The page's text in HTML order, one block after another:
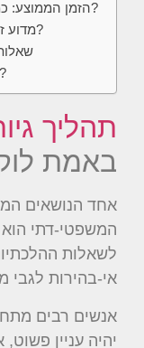
הזמן הממוצע: כמה באמת לוקח להתגייר?
מדוע זה לא עניין של קיצור דרך?
אז מה
תהליך
באמת
אחד הנושאים
המשפטי-דתי
לשאלות
אי-בהירות לגבי
אנשים רבים
יהיה עניין